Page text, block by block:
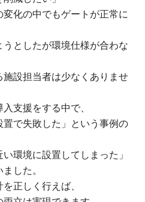
変化の中でもゲートが正常に
うとしたが環境仕様が合わな
設担当者は少なくありませ
支援をする中で、
置で失敗した」という事例の
環境に設置してしまった」
した。
正しく行えば、